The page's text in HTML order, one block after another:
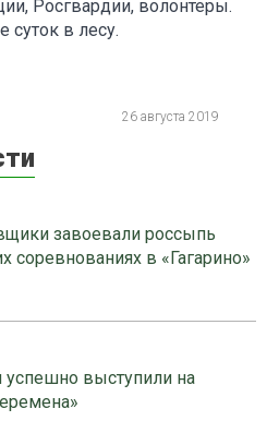
Росгвардии, волонтеры.
суток в лесу.
26 августа 2019
завоевали россыпь
соревнованиях в «Гагарино»
выступили на